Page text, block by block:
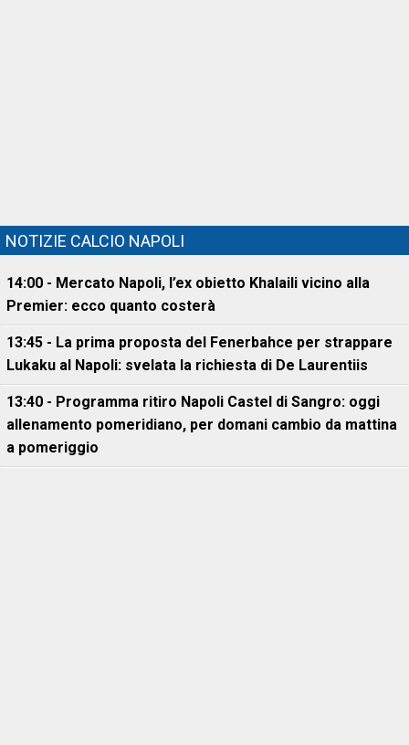
NOTIZIE CALCIO NAPOLI
14:00 - Mercato Napoli, l’ex obietto Khalaili vicino alla
Premier: ecco quanto costerà
13:45 - La prima proposta del Fenerbahce per strappare
Lukaku al Napoli: svelata la richiesta di De Laurentiis
13:40 - Programma ritiro Napoli Castel di Sangro: oggi
allenamento pomeridiano, per domani cambio da mattina
a pomeriggio